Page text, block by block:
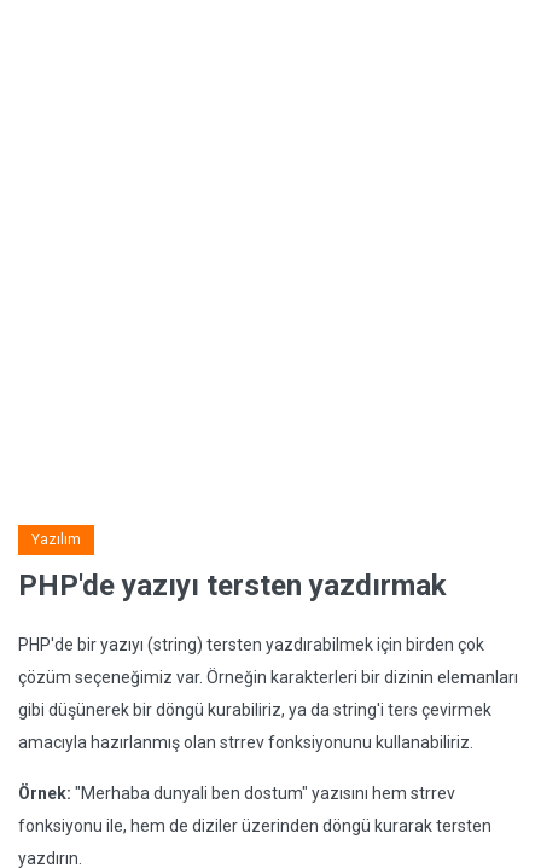
Yazılım
PHP'de yazıyı tersten yazdırmak
PHP'de bir yazıyı (string) tersten yazdırabilmek için birden çok
çözüm seçeneğimiz var. Örneğin karakterleri bir dizinin elemanları
gibi düşünerek bir döngü kurabiliriz, ya da string'i ters çevirmek
amacıyla hazırlanmış olan strrev fonksiyonunu kullanabiliriz.
Örnek: "Merhaba dunyali ben dostum" yazısını hem strrev
fonksiyonu ile, hem de diziler üzerinden döngü kurarak tersten
yazdırın.